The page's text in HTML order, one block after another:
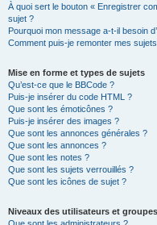
À quoi sert le bouton « Enregistrer
sujet ?
Pourquoi mon message a-t-il besoin
Comment puis-je remonter mes
Mise en forme et types de sujets
Qu’est-ce que le BBCode ?
Puis-je insérer du code HTML ?
Que sont les émoticônes ?
Puis-je insérer des images ?
Que sont les annonces générales ?
Que sont les annonces ?
Que sont les notes ?
Que sont les sujets verrouillés ?
Que sont les icônes de sujet ?
Niveaux des utilisateurs et